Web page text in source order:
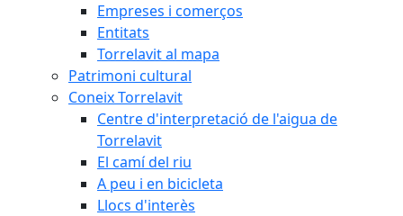
Empreses i comerços
Entitats
Torrelavit al mapa
Patrimoni cultural
Coneix Torrelavit
Centre d'interpretació de l'aigua de
Torrelavit
El camí del riu
A peu i en bicicleta
Llocs d'interès